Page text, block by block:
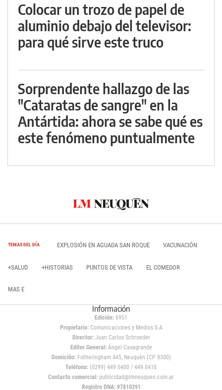
Colocar un trozo de papel de
aluminio debajo del televisor:
para qué sirve este truco
Sorprendente hallazgo de las
"Cataratas de sangre" en la
Antártida: ahora se sabe qué es
este fenómeno puntualmente
TEMAS DEL DÍA EXPLOSIÓN EN AGUADA SAN ROQUE VACUNACIÓN
+SALUD +HISTORIAS PUNTOS DE VISTA EL COMEDOR
MAS E
Información
Edición: 6951
Propietario:Comunicaciones y Medios S.A
Director: Juan Carlos Schroeder
Editor General:Ángel Casagrande
Domicilio:Fotheringham 445, Neuquén (CP 8300)
Teléfono: (0299) 449 0400 / 449 0410
Contacto comercial: publicidad@lmneuquen.com.ar
Registro DNA: 97810291